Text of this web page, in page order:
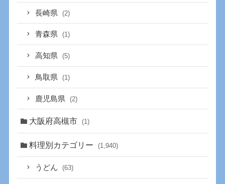
長崎県 (2)
青森県 (1)
高知県 (5)
鳥取県 (1)
鹿児島県 (2)
大阪府高槻市 (1)
料理別カテゴリー (1,940)
うどん (63)